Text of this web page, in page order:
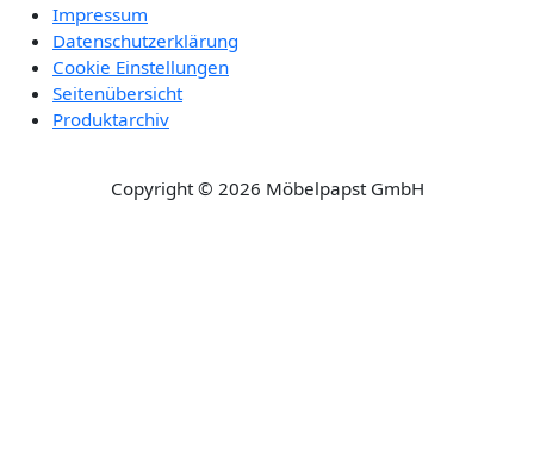
Impressum
Datenschutzerklärung
Cookie Einstellungen
Seitenübersicht
Produktarchiv
Copyright © 2026 Möbelpapst GmbH